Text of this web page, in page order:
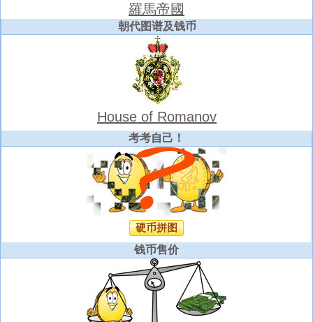
羅馬帝國
朝代图谱及钱币
House of Romanov
考考自己！
硬币拼图
钱币售价